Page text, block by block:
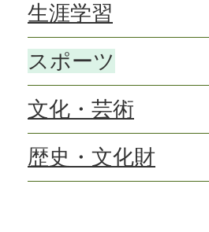
生涯学習
スポーツ
文化・芸術
歴史・文化財